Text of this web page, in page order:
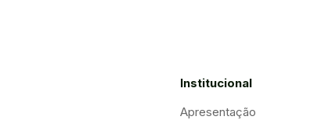
Institucional
Apresentação